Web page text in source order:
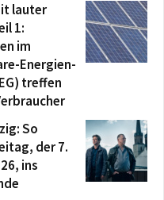
lauter
1:
im
Energien-
treffen
So
der 7.
ins